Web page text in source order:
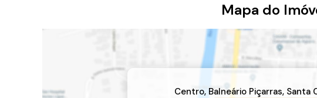
Mapa do
Centro, Balneário Piçarras, Santa